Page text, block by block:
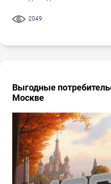
2049
Выгодные
Москве